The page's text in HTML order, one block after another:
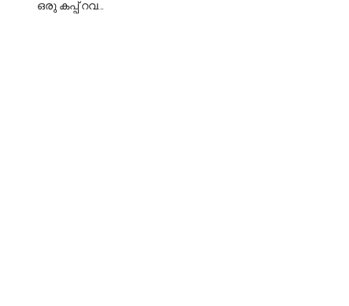
ഒരു കപ്പ് റവ…